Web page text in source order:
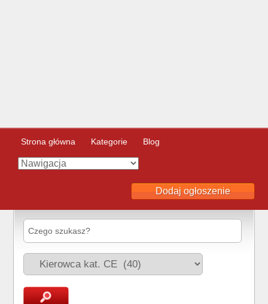
Strona główna Kategorie Blog
Dodaj ogłoszenie